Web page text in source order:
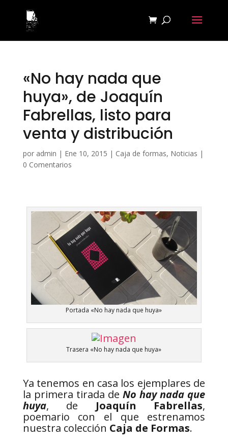
«No hay nada que
huya», de Joaquín
Fabrellas, listo para
venta y distribución
por admin | Ene 10, 2015 | Caja de formas, Noticias |
0 Comentarios
Portada «No hay nada que huya»
Trasera «No hay nada que huya»
Ya tenemos en casa los ejemplares de
la primera tirada deNo hay nada que
huya, de Joaquín Fabrellas,
poemario con el que estrenamos
nuestra colección Caja de Formas.